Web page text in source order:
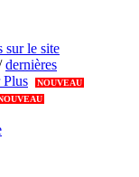
sur le site
dernières
Plus
NOUVEAU